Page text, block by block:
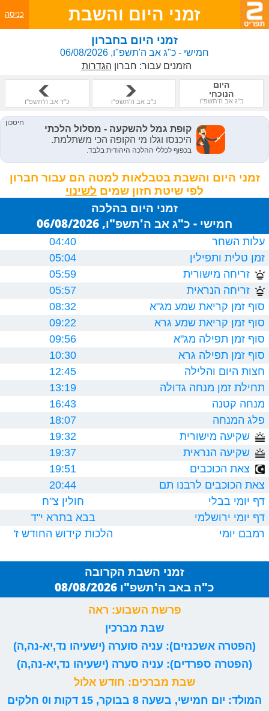
זמני היום והשבת כניסה
זמני היום בחברון
חמישי - כ"ג אב ה'תשפ"ו, 06/08/2026
הזמנים עבור: חברון הגדרות
היום
הנוכחי
כ"ג אב ה'תשפ"ו כ"ב אב ה'תשפ"ו כ"ד אב ה'תשפ"ו
זמני היום והשבת בטבלאות למטה הם עבור חברון
לפי שיטת חזון שמים
זמני היום בהלכה
חמישי - כ"ג אב ה'תשפ"ו, 06/08/2026
עלות השחר
04:40
זמן טלית ותפילין
05:04
זריחה מישורית
05:59
זריחה הנראית
05:57
סוף זמן קריאת שמע מג"א
08:32
סוף זמן קריאת שמע גרא
09:22
סוף זמן תפילה מג"א
09:56
סוף זמן תפילה גרא
10:30
חצות היום והלילה
12:45
תחילת זמן מנחה גדולה
13:19
מנחה קטנה
16:43
פלג המנחה
18:07
שקיעה מישורית
19:32
שקיעה הנראית
19:37
צאת הכוכבים
19:51
צאת הכוכבים לרבנו תם
20:44
דף יומי בבלי
חולין צ"ח
דף יומי ירושלמי
בבא בתרא י"ד
רמבם יומי
הלכות קידוש החודש ז'
זמני השבת הקרובה
כ"ה באב ה'תשפ"ו 08/08/2026
פרשת השבוע: ראה
שבת מברכין
(הפטרה אשכנזים): עניה סוערה (ישעיהו נד,יא-נה,ה)
(הפטרה ספרדים): עניה סערה (ישעיהו נד,יא-נה,ה)
שבת מברכים: חודש אלול
המולד: יום חמישי, בשעה 8 בבוקר, 15 דקות ו0 חלקים